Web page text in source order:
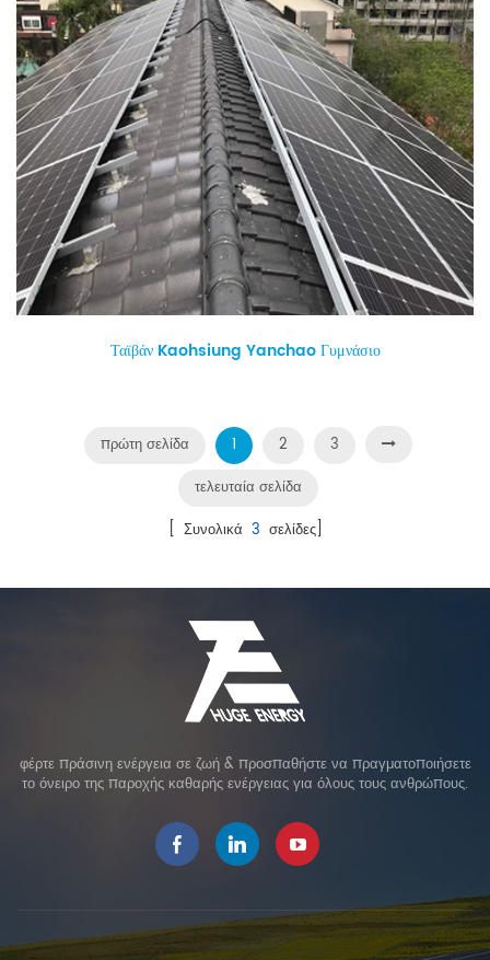
Ταϊβάν Kaohsiung Yanchao Γυμνάσιο
πρώτη σελίδα 1 2
3
τελευταία σελίδα
[ Συνολικά 3 σελίδες]
φέρτε πράσινη ενέργεια σε ζωή & προσπαθήστε να πραγματοποιήσετε
το όνειρο της παροχής καθαρής ενέργειας για όλους τους ανθρώπους.